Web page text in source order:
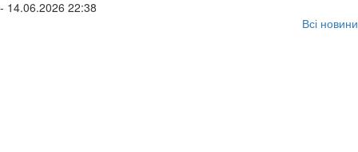
- 14.06.2026 22:38
Всі новини